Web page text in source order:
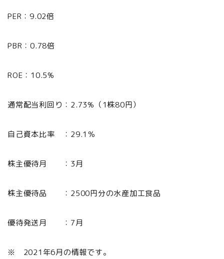
PER：9.02倍
PBR：0.78倍
ROE：10.5%
通常配当利回り：2.73%（1株80円）
自己資本比率 ：29.1％
株主優待月 ：3月
株主優待品 ：2500円分の水産加工食品
優待発送月 ：7月
※ 2021年6月の情報です。